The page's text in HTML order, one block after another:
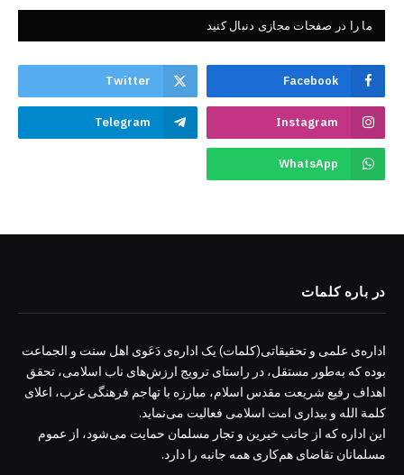
ما را در صفحات مجازی دنبال کنید
Facebook
Twitter
Instagram
Telegram
WhatsApp
در باره کلمات
اداره‌ی علمی و تحقیقاتی(کلمات) یک اداره‌ی دَعَوی اهل سنت و الجماعت
بوده که به‌طور مستقل، در راستای ترویج ارزش‌های ناب اسلامی، تحقق
اهداف رفیع شریعت مقدس اسلام، مبارزه با تهاجم فرهنگی غرب، اعلای
کلمة الله و بیداری امت اسلامی فعالیت می‌نماید.
این اداره که از جانب خیرین و تجار مسلمان حمایت می‌شود، از عموم
مسلمانان تقاضای هم‌کاری همه جانبه را دارد.